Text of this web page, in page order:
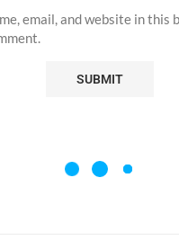
email, and website in this